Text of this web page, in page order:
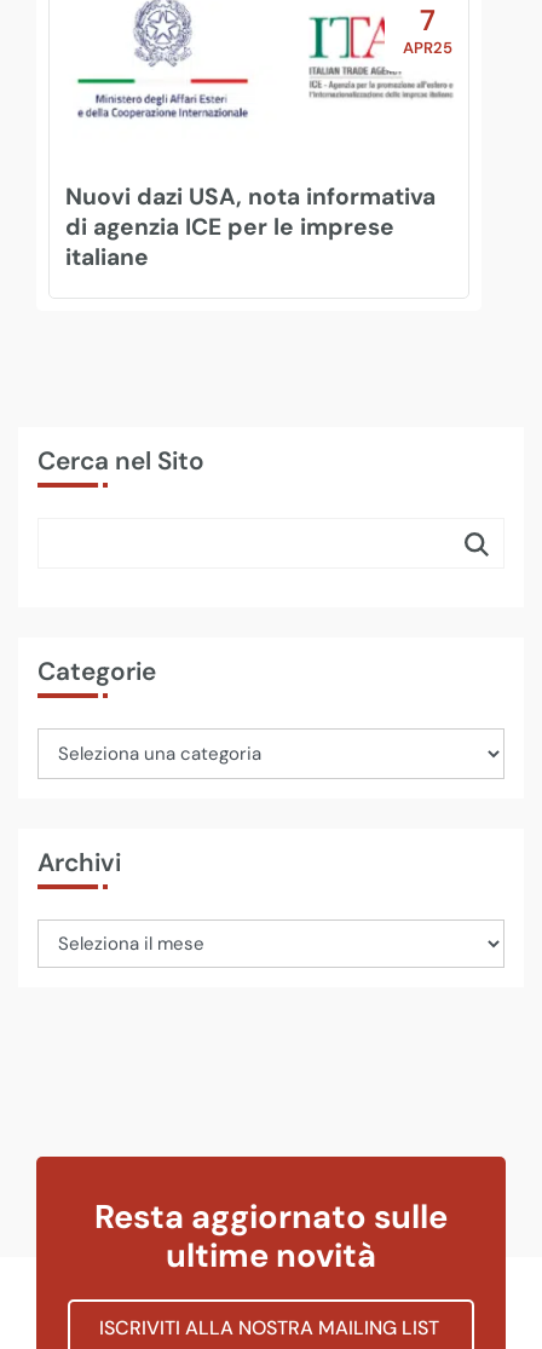
7
APR25
Nuovi dazi USA, nota informativa
di agenzia ICE per le imprese
italiane
Cerca nel Sito
Categorie
Archivi
Resta aggiornato sulle
ultime novità
ISCRIVITI ALLA NOSTRA MAILING LIST